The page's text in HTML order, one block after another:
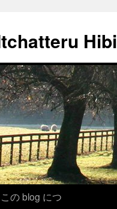
Hibi
この blog につ